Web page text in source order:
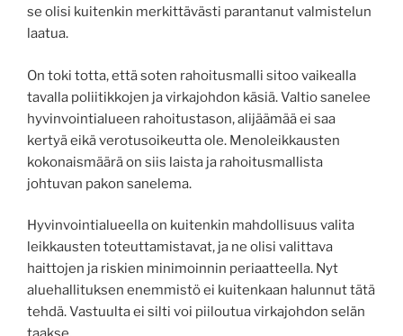
se olisi kuitenkin merkittävästi parantanut valmistelun
laatua.
On toki totta, että soten rahoitusmalli sitoo vaikealla
tavalla poliitikkojen ja virkajohdon käsiä. Valtio sanelee
hyvinvointialueen rahoitustason, alijäämää ei saa
kertyä eikä verotusoikeutta ole. Menoleikkausten
kokonaismäärä on siis laista ja rahoitusmallista
johtuvan pakon sanelema.
Hyvinvointialueella on kuitenkin mahdollisuus valita
leikkausten toteuttamistavat, ja ne olisi valittava
haittojen ja riskien minimoinnin periaatteella. Nyt
aluehallituksen enemmistö ei kuitenkaan halunnut tätä
tehdä. Vastuulta ei silti voi piiloutua virkajohdon selän